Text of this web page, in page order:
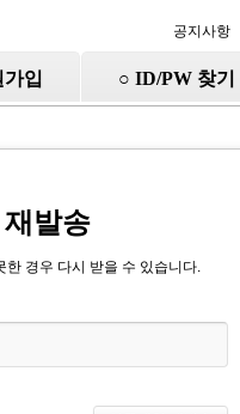
공지사항
입 ○ ID/PW 찾기
발송
한 경우 다시 받을 수 있습니다.